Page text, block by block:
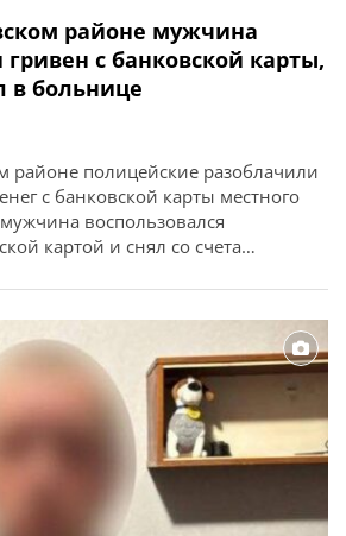
районе мужчина
с банковской карты,
в больнице
районе полицейские разоблачили
с банковской карты местного
воспользовался
картой и снял со счета
области. Преступление
из местных больниц. Как
Синельниковского
полиции, подозреваемый
без присмотра […]